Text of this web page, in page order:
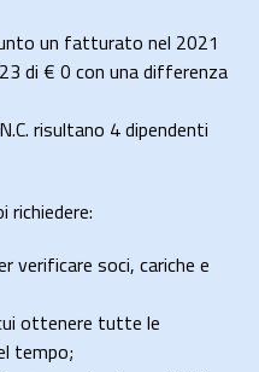
un fatturato nel 2021
di € 0 con una differenza
risultano 4 dipendenti
richiedere:
verificare soci, cariche e
ottenere tutte le
tempo;